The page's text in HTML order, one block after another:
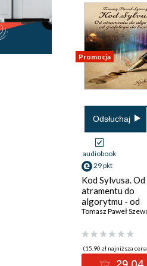
Promocja
Odsłuchaj
audiobook
29 pkt
Kod Sylvusa. Od
atramentu do
algorytmu - od
grafologii do
Tomasz Paweł
(15,90 zł najniższa